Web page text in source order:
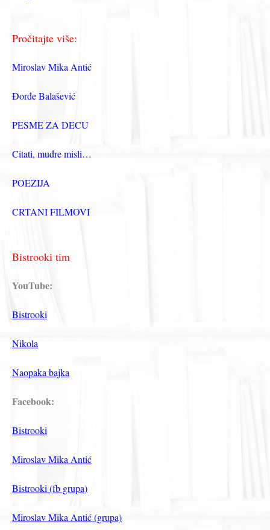
Pročitajte više:
Miroslav Mika Antić
Đorđe Balašević
PESME ZA DECU
Citati, mudre misli…
POEZIJA
CRTANI FILMOVI
Bistrooki tim
YouTube:
Bistrooki
Nikola
Naopaka bajka
Facebook:
Bistrooki
Miroslav Mika Antić
Bistrooki (fb grupa)
Miroslav Mika Antić (grupa)